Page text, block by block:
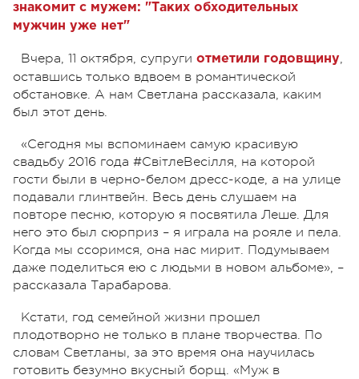
знакомит с мужем: "Таких обходительных
мужчин уже нет"
Вчера, 11 октября, супруги отметили годовщину,
оставшись только вдвоем в романтической
обстановке. А нам Светлана рассказала, каким
был этот день.
«Сегодня мы вспоминаем самую красивую
свадьбу 2016 года #СвітлеВесілля, на которой
гости были в черно-белом дресс-коде, а на улице
подавали глинтвейн. Весь день слушаем на
повторе песню, которую я посвятила Леше. Для
него это был сюрприз – я играла на рояле и пела.
Когда мы ссоримся, она нас мирит. Подумываем
даже поделиться ею с людьми в новом альбоме», –
рассказала Тарабарова.
Кстати, год семейной жизни прошел
плодотворно не только в плане творчества. По
словам Светланы, за это время она научилась
готовить безумно вкусный борщ. «Муж в